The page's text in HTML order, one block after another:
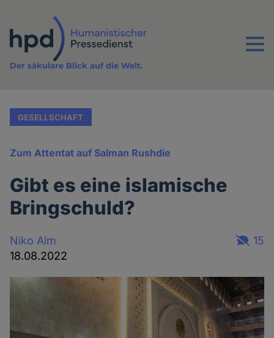
Inhalt
Menu
Der säkulare Blick auf die Welt.
GESELLSCHAFT
Zum Attentat auf Salman Rushdie
Gibt es eine islamische
Bringschuld?
Niko Alm
18.08.2022
15